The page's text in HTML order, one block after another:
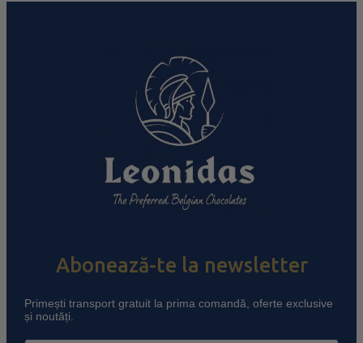
Abonează-te la newsletter
Primești transport gratuit la prima comandă, oferte exclusive
și noutăți.